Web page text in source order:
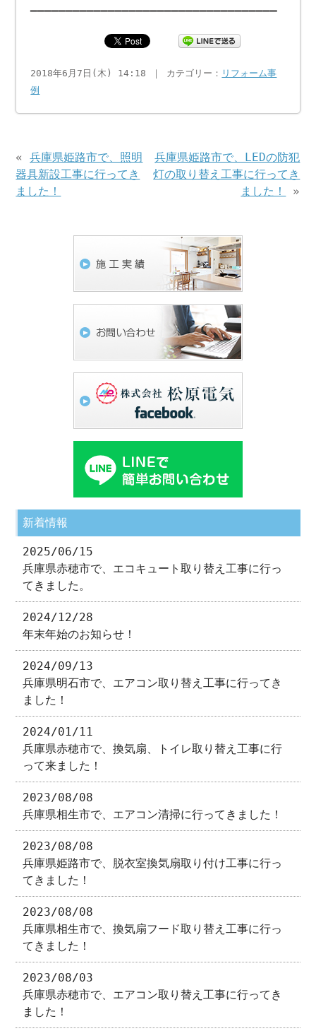
━━━━━━━━━━━━━━━━━━━━━━━━━━━━━━━━━━━
2018年6月7日(木) 14:18 ｜ カテゴリー： リフォーム事
例
«兵庫県姫路市で、照明
器具新設工事に行ってき
ました！
兵庫県姫路市で、LEDの防犯
灯の取り替え工事に行ってき
ました！
»
新着情報
2025/06/15
兵庫県赤穂市で、エコキュート取り替え工事に行っ
てきました。
2024/12/28
年末年始のお知らせ！
2024/09/13
兵庫県明石市で、エアコン取り替え工事に行ってき
ました！
2024/01/11
兵庫県赤穂市で、換気扇、トイレ取り替え工事に行
って来ました！
2023/08/08
兵庫県相生市で、エアコン清掃に行ってきました！
2023/08/08
兵庫県姫路市で、脱衣室換気扇取り付け工事に行っ
てきました！
2023/08/08
兵庫県相生市で、換気扇フード取り替え工事に行っ
てきました！
2023/08/03
兵庫県赤穂市で、エアコン取り替え工事に行ってき
ました！